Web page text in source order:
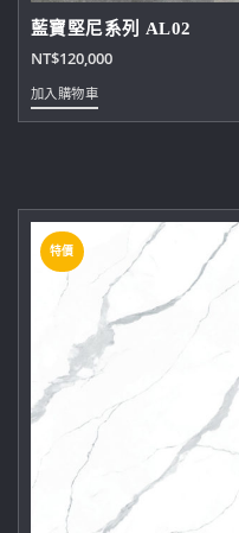
藍寶堅尼系列 AL02
NT$120,000
加入購物車
特價